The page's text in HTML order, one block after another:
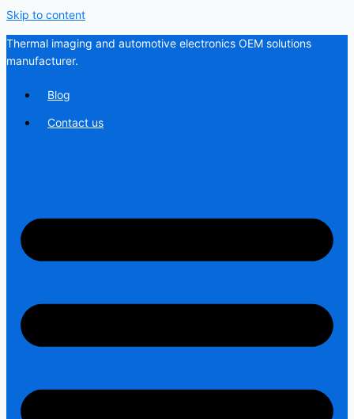
Skip to content
Thermal imaging and automotive electronics OEM solutions
manufacturer.
Blog
Contact us